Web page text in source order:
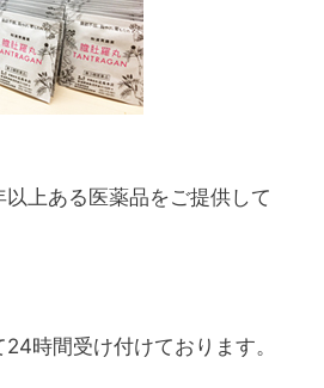
上ある医薬品をご提供して
時間受け付けております。